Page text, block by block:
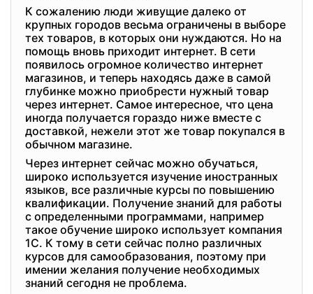
К сожалению люди живущие далеко от
крупных городов весьма ограничены в выборе
тех товаров, в которых они нуждаются. Но на
помощь вновь приходит интернет. В сети
появилось огромное количество интернет
магазинов, и теперь находясь даже в самой
глубинке можно приобрести нужный товар
через интернет. Самое интересное, что цена
иногда получается гораздо ниже вместе с
доставкой, нежели этот же товар покупался в
обычном магазине.
Через интернет сейчас можно обучаться,
широко используется изучение иностранных
языков, все различные курсы по повышению
квалификации. Получение знаний для работы
с определенными программами, например
такое обучение широко использует компания
1С. К тому в сети сейчас полно различных
курсов для самообразования, поэтому при
имении желания получение необходимых
знаний сегодня не проблема.